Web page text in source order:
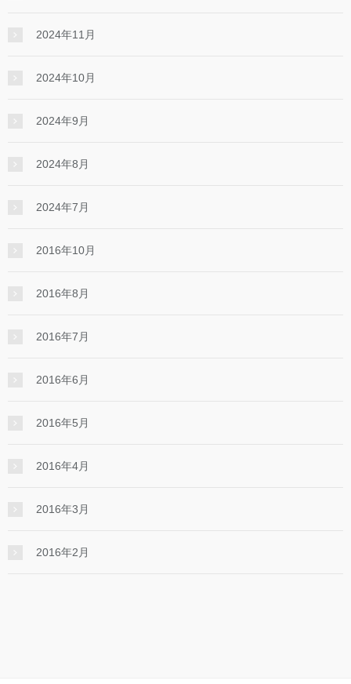
2024年11月
2024年10月
2024年9月
2024年8月
2024年7月
2016年10月
2016年8月
2016年7月
2016年6月
2016年5月
2016年4月
2016年3月
2016年2月